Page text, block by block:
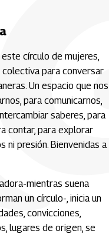
círculo de mujeres,
para conversar
Un espacio que nos
para comunicarnos,
saberes, para
contar, para explorar
ni presión. Bienvenidas a
mientras suena
un círculo-, inicia un
convicciones,
lugares de origen, se